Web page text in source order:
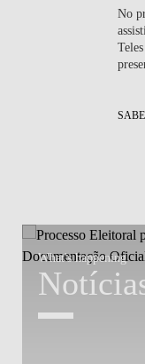
No
What's happening